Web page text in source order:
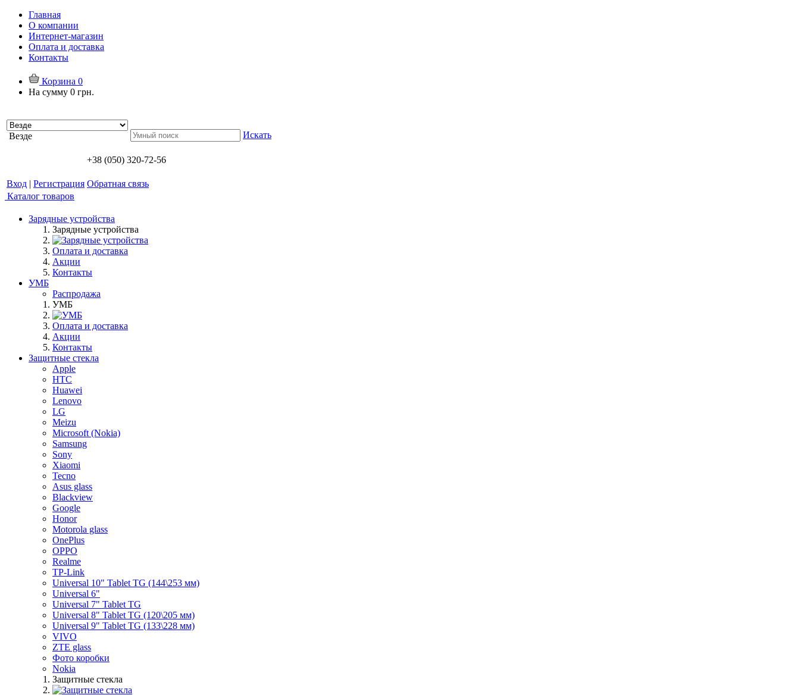
Главная
О компании
Интернет-магазин
Оплата и доставка
Контакты
Корзина 0
На сумму 0 грн.
Везде Искать
+38 (050) 320-72-56
Вход | Регистрация Обратная связь
Каталог товаров
Зарядные устройства
Зарядные устройства
Оплата и доставка
Акции
Контакты
УМБ
Распродажа
УМБ
Оплата и доставка
Акции
Контакты
Защитные стекла
Apple
HTC
Huawei
Lenovo
LG
Meizu
Microsoft (Nokia)
Samsung
Sony
Xiaomi
Tecno
Asus glass
Blackview
Google
Honor
Motorola glass
OnePlus
OPPO
Realme
TP-Link
Universal 10" Tablet TG (144\253 мм)
Universal 6"
Universal 7" Tablet TG
Universal 8" Tablet TG (120\205 мм)
Universal 9" Tablet TG (133\228 мм)
VIVO
ZTE glass
Фото коробки
Nokia
Защитные стекла